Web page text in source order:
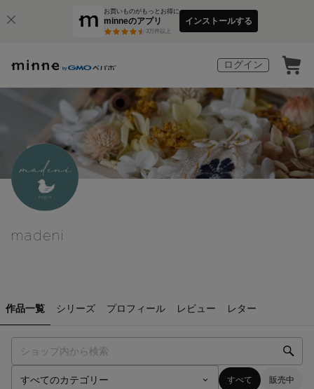
お買いものがもっとお得に
minneのアプリ
3万件以上
インストールする
ログイン
madeni
作品一覧 シリーズ プロフィール レビュー レター
すべて 販売中